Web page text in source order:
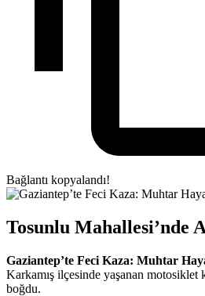
Bağlantı kopyalandı!
Tosunlu Mahallesi’nde
Gaziantep’te Feci Kaza: Muhtar
Karkamış ilçesinde yaşanan motosiklet
boğdu.